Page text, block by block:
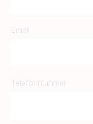
Email
Telefonnummer